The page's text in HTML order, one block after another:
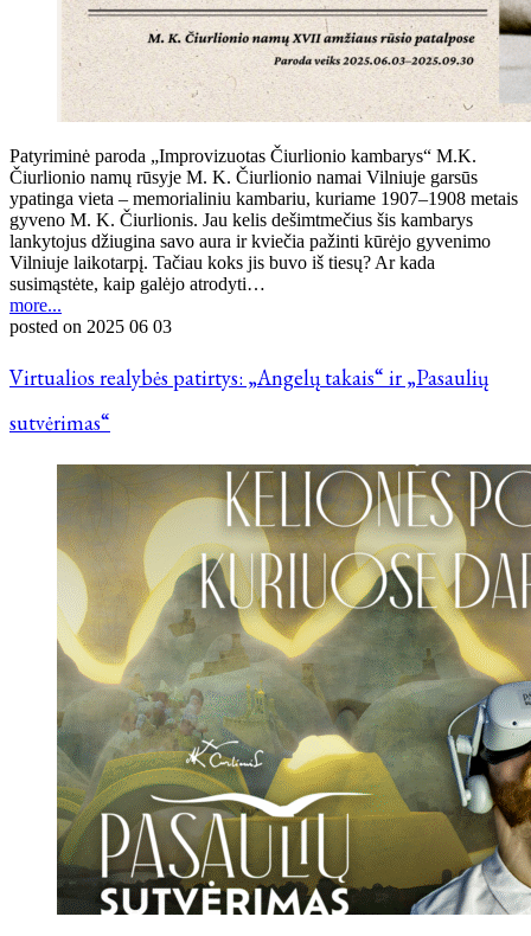
Patyriminė paroda „Improvizuotas Čiurlionio kambarys“ M.K.
Čiurlionio namų rūsyje M. K. Čiurlionio namai Vilniuje garsūs
ypatinga vieta – memorialiniu kambariu, kuriame 1907–1908 metais
gyveno M. K. Čiurlionis. Jau kelis dešimtmečius šis kambarys
lankytojus džiugina savo aura ir kviečia pažinti kūrėjo gyvenimo
Vilniuje laikotarpį. Tačiau koks jis buvo iš tiesų? Ar kada
susimąstėte, kaip galėjo atrodyti…
more...
posted on 2025 06 03
Virtualios realybės patirtys: „Angelų takais“ ir „Pasaulių
sutvėrimas“